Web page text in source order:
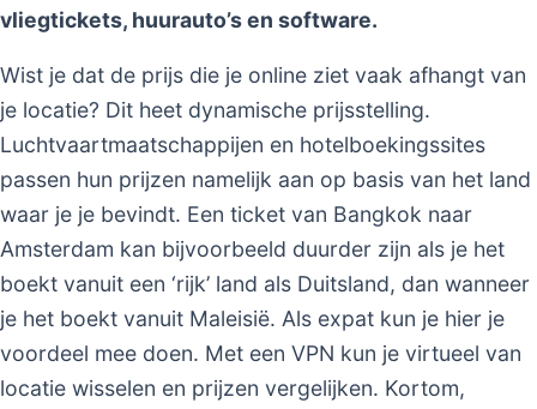
vliegtickets, huurauto’s en software.
Wist je dat de prijs die je online ziet vaak afhangt van
je locatie? Dit heet dynamische prijsstelling.
Luchtvaartmaatschappijen en hotelboekingssites
passen hun prijzen namelijk aan op basis van het land
waar je je bevindt. Een ticket van Bangkok naar
Amsterdam kan bijvoorbeeld duurder zijn als je het
boekt vanuit een ‘rijk’ land als Duitsland, dan wanneer
je het boekt vanuit Maleisië. Als expat kun je hier je
voordeel mee doen. Met een VPN kun je virtueel van
locatie wisselen en prijzen vergelijken. Kortom,